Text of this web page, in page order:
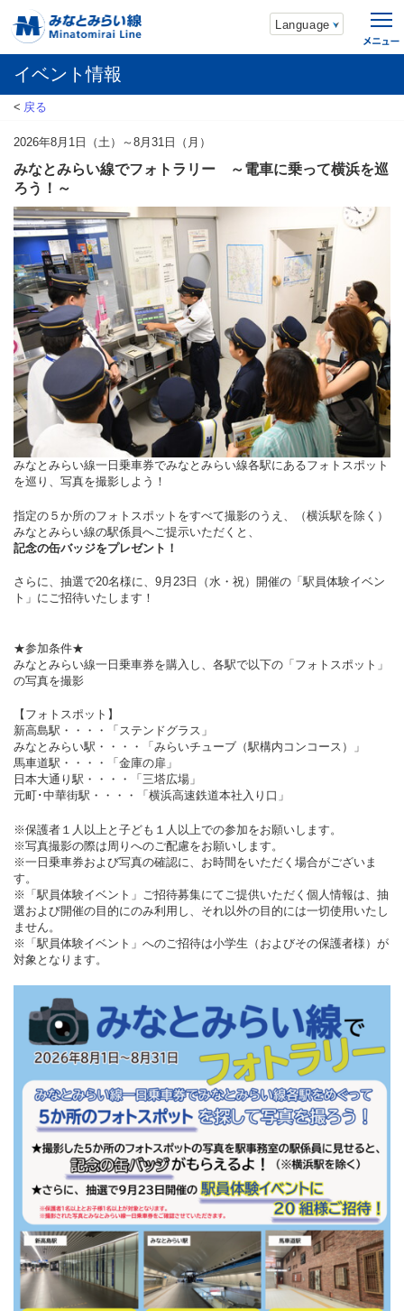
Language
イベント情報
戻る
2026年8月1日（土）～8月31日（月）
みなとみらい線でフォトラリー ～電車に乗って横浜を巡
ろう！～
みなとみらい線一日乗車券でみなとみらい線各駅にあるフォトスポット
を巡り、写真を撮影しよう！
指定の５か所のフォトスポットをすべて撮影のうえ、（横浜駅を除く）
みなとみらい線の駅係員へご提示いただくと、
記念の缶バッジをプレゼント！
さらに、抽選で20名様に、9月23日（水・祝）開催の「駅員体験イベン
ト」にご招待いたします！
★参加条件★
みなとみらい線一日乗車券を購入し、各駅で以下の「フォトスポット」
の写真を撮影
【フォトスポット】
新高島駅・・・・「ステンドグラス」
みなとみらい駅・・・・「みらいチューブ（駅構内コンコース）」
馬車道駅・・・・「金庫の扉」
日本大通り駅・・・・「三塔広場」
元町･中華街駅・・・・「横浜高速鉄道本社入り口」
※保護者１人以上と子ども１人以上での参加をお願いします。
※写真撮影の際は周りへのご配慮をお願いします。
※一日乗車券および写真の確認に、お時間をいただく場合がございま
す。
※「駅員体験イベント」ご招待募集にてご提供いただく個人情報は、抽
選および開催の目的にのみ利用し、それ以外の目的には一切使用いたし
ません。
※「駅員体験イベント」へのご招待は小学生（およびその保護者様）が
対象となります。